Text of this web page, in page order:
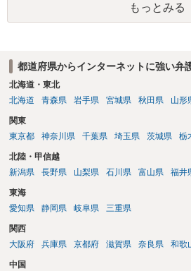
もっとみる
都道府県からインターネットに強い弁
北海道・東北
北海道
青森県 岩手県 宮城県 秋田県 山形
関東
東京都
神奈川県 千葉県 埼玉県 茨城県 栃
北陸・甲信越
新潟県
長野県 山梨県 石川県 富山県 福井
東海
愛知県
静岡県 岐阜県 三重県
関西
大阪府
兵庫県 京都府 滋賀県 奈良県 和歌
中国